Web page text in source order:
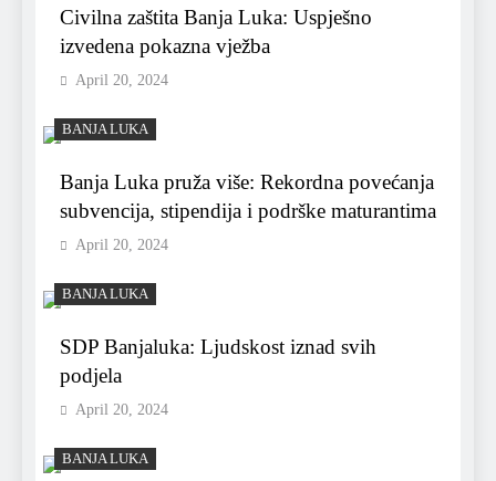
Civilna zaštita Banja Luka: Uspješno
izvedena pokazna vježba
April 20, 2024
BANJA LUKA
Banja Luka pruža više: Rekordna povećanja
subvencija, stipendija i podrške maturantima
April 20, 2024
BANJA LUKA
SDP Banjaluka: Ljudskost iznad svih
podjela
April 20, 2024
BANJA LUKA